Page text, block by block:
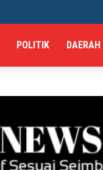
POLITIK DAERAH